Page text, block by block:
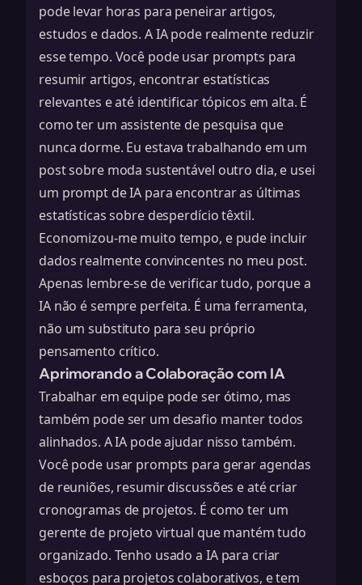
pode levar horas para peneirar artigos,
estudos e dados. A IA pode realmente reduzir
esse tempo. Você pode usar prompts para
resumir artigos, encontrar estatísticas
relevantes e até identificar tópicos em alta. É
como ter um assistente de pesquisa que
nunca dorme. Eu estava trabalhando em um
post sobre moda sustentável outro dia, e usei
um prompt de IA para encontrar as últimas
estatísticas sobre desperdício têxtil.
Economizou-me muito tempo, e pude incluir
dados realmente convincentes no meu post.
Apenas lembre-se de verificar tudo, porque a
IA não é sempre perfeita. É uma ferramenta,
não um substituto para seu próprio
pensamento crítico.
Aprimorando a Colaboração com IA
Trabalhar em equipe pode ser ótimo, mas
também pode ser um desafio manter todos
alinhados. A IA pode ajudar nisso também.
Você pode usar prompts para gerar agendas
de reuniões, resumir discussões e até criar
cronogramas de projetos. É como ter um
gerente de projeto virtual que mantém tudo
organizado. Tenho usado a IA para criar
esboços para projetos colaborativos, e tem